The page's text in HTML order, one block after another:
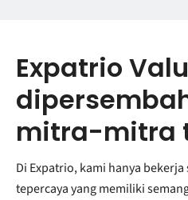
Expatrio
mitra-mitra
Di Expatrio, kami hanya
tepercaya yang memiliki